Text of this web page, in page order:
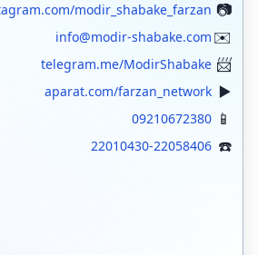
modir_shabake_farzan
info@modir-shabake.com
telegram.me/ModirShabake
aparat.com/farzan_network
09210672380
22010430-22058406